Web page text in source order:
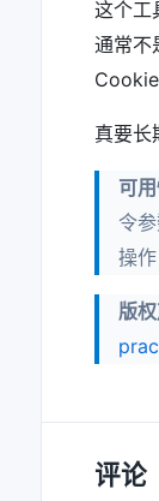
这个工
通常不
真要长
可
令
操
版
评论